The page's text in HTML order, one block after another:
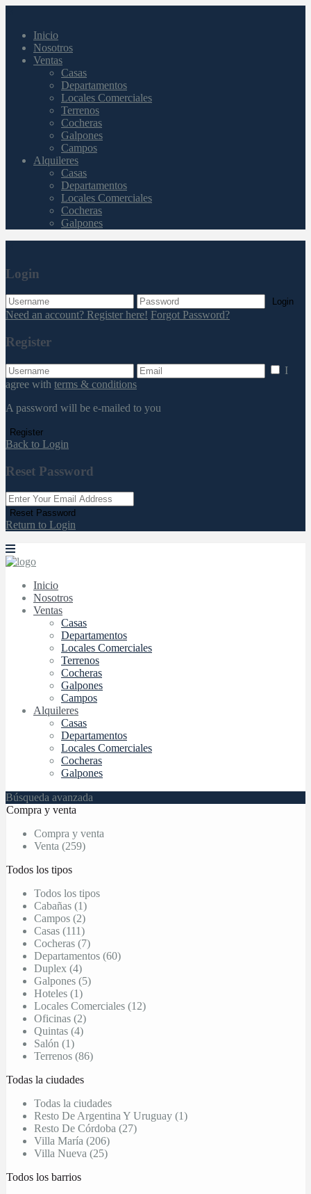
Inicio
Nosotros
Ventas
Casas
Departamentos
Locales Comerciales
Terrenos
Cocheras
Galpones
Campos
Alquileres
Casas
Departamentos
Locales Comerciales
Cocheras
Galpones
Login
Login
Need an account? Register here! Forgot Password?
Register
I
agree with terms & conditions
A password will be e-mailed to you
Register
Back to Login
Reset Password
Reset Password
Return to Login
Inicio
Nosotros
Ventas
Casas
Departamentos
Locales Comerciales
Terrenos
Cocheras
Galpones
Campos
Alquileres
Casas
Departamentos
Locales Comerciales
Cocheras
Galpones
Búsqueda avanzada
Compra y venta
Compra y venta
Venta (259)
Todos los tipos
Todos los tipos
Cabañas (1)
Campos (2)
Casas (111)
Cocheras (7)
Departamentos (60)
Duplex (4)
Galpones (5)
Hoteles (1)
Locales Comerciales (12)
Oficinas (2)
Quintas (4)
Salón (1)
Terrenos (86)
Todas la ciudades
Todas la ciudades
Resto De Argentina Y Uruguay (1)
Resto De Córdoba (27)
Villa María (206)
Villa Nueva (25)
Todos los barrios